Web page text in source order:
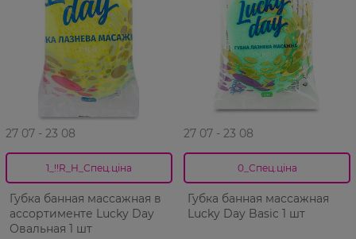
27 07 - 23 08
1_!!R_H_Спец.ціна
Губка банная массажная в
ассортименте Lucky Day
Овальная 1 шт
27 07 - 23 08
0_Спец.ціна
Губка банная массажная
Lucky Day Basic 1 шт